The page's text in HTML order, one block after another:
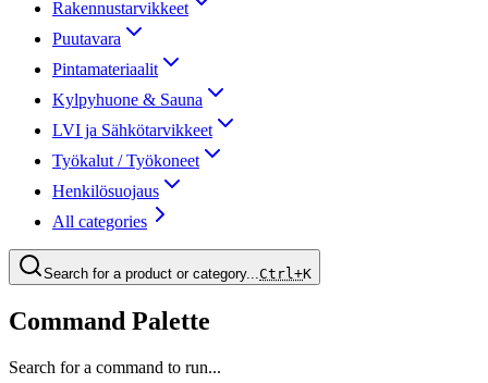
Rakennustarvikkeet
Puutavara
Pintamateriaalit
Kylpyhuone & Sauna
LVI ja Sähkötarvikkeet
Työkalut / Työkoneet
Henkilösuojaus
All categories
Search for a product or category...Ctrl+K
Command Palette
Search for a command to run...